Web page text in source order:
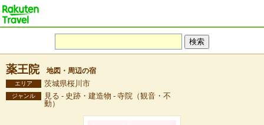
薬王院 地図・周辺の宿
エリア 茨城県桜川市
ジャンル
見る - 史跡・建造物 - 寺院（観音・不
動）